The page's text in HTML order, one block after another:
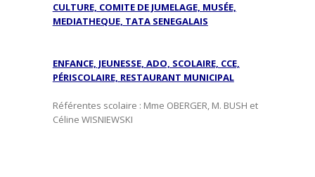
CULTURE, COMITE DE JUMELAGE, MUSÉE,
MEDIATHEQUE, TATA SENEGALAIS
ENFANCE, JEUNESSE, ADO, SCOLAIRE, CCE,
PÉRISCOLAIRE, RESTAURANT MUNICIPAL
Référentes scolaire : Mme OBERGER, M. BUSH et
Céline WISNIEWSKI